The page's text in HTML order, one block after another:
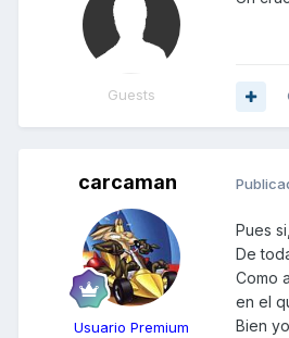
Guests
carcaman
Usuario Premium
Pues
De
Como
en el
Bien